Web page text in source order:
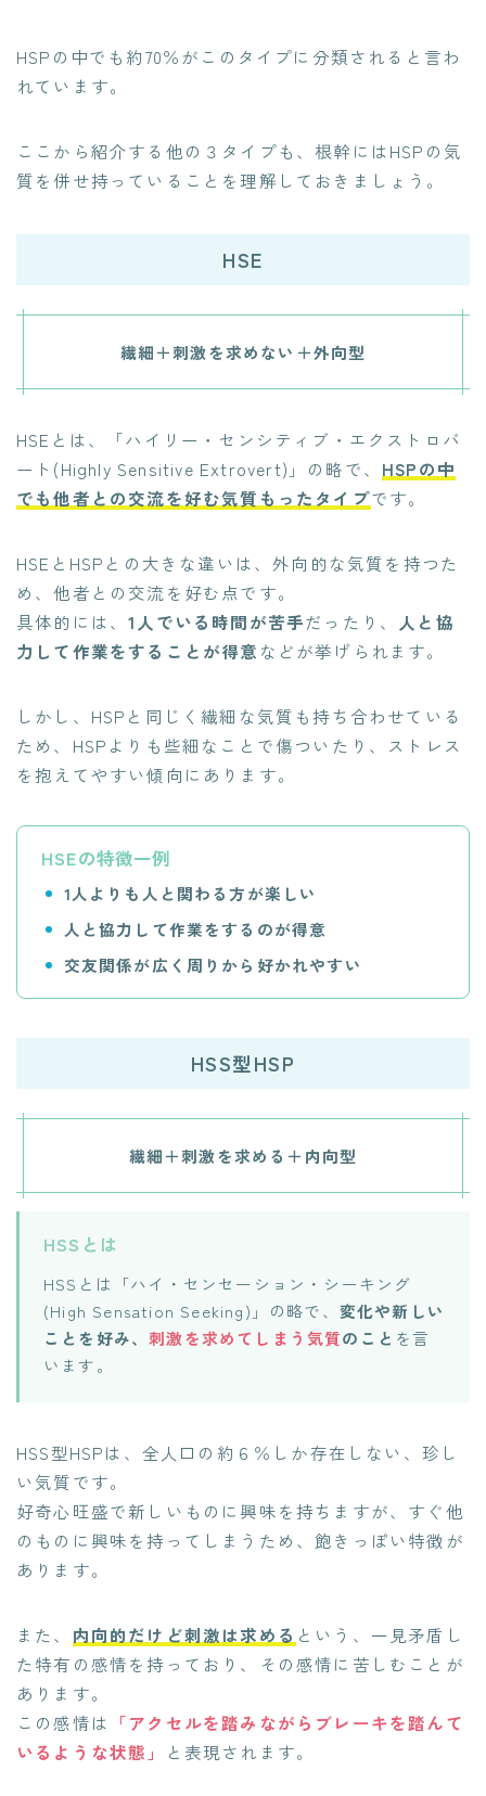
HSPの中でも約70％がこのタイプに分類されると言わ
れています。
ここから紹介する他の３タイプも、根幹にはHSPの気
質を併せ持っていることを理解しておきましょう。
HSE
繊細＋刺激を求めない＋外向型
HSEとは、「ハイリー・センシティブ・エクストロバ
ート(Highly Sensitive Extrovert)」の略で、 HSPの中
でも他者との交流を好む気質もったタイプです。
HSEとHSPとの大きな違いは、外向的な気質を持つた
め、他者との交流を好む点です。
具体的には、1人でいる時間が苦手だったり、
人と協
力して作業をすることが得意 などが挙げられます。
しかし、HSPと同じく繊細な気質も持ち合わせている
ため、HSPよりも些細なことで傷ついたり、ストレス
を抱えてやすい傾向にあります。
HSEの特徴一例
1人よりも人と関わる方が楽しい
人と協力して作業をするのが得意
交友関係が広く周りから好かれやすい
HSS型HSP
繊細＋刺激を求める＋内向型
HSSとは
HSSとは「ハイ・センセーション・シーキング
(High Sensation Seeking)」の略で、 変化や新しい
ことを好み、刺激を求めてしまう気質のこと を言
います。
HSS型HSPは、全人口の約６％しか存在しない、珍し
い気質です。
好奇心旺盛で新しいものに興味を持ちますが、すぐ他
のものに興味を持ってしまうため、飽きっぽい特徴が
あります。
また、 内向的だけど刺激は求める という、一見矛盾し
た特有の感情を持っており、その感情に苦しむことが
あります。
この感情は 「アクセルを踏みながらブレーキを踏んて
いるような状態」
と表現されます。